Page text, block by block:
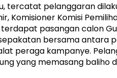
tercatat pelanggaran
Komisioner Komisi
terdapat pasangan calon
bersama antara
peraga kampanye.
yang memasang baliho